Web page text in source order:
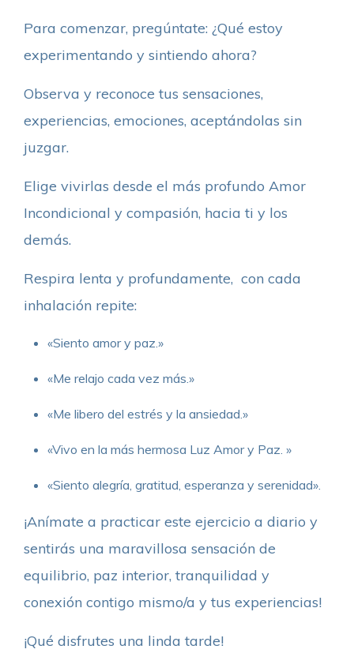
Para comenzar, pregúntate: ¿Qué estoy
experimentando y sintiendo ahora?
Observa y reconoce tus sensaciones,
experiencias, emociones, aceptándolas sin
juzgar.
Elige vivirlas desde el más profundo Amor
Incondicional y compasión, hacia ti y los
demás.
Respira lenta y profundamente, con cada
inhalación repite:
«Siento amor y paz.»
«Me relajo cada vez más.»
«Me libero del estrés y la ansiedad.»
«Vivo en la más hermosa Luz Amor y Paz. »
«Siento alegría, gratitud, esperanza y serenidad».
¡Anímate a practicar este ejercicio a diario y
sentirás una maravillosa sensación de
equilibrio, paz interior, tranquilidad y
conexión contigo mismo/a y tus experiencias!
¡Qué disfrutes una linda tarde!